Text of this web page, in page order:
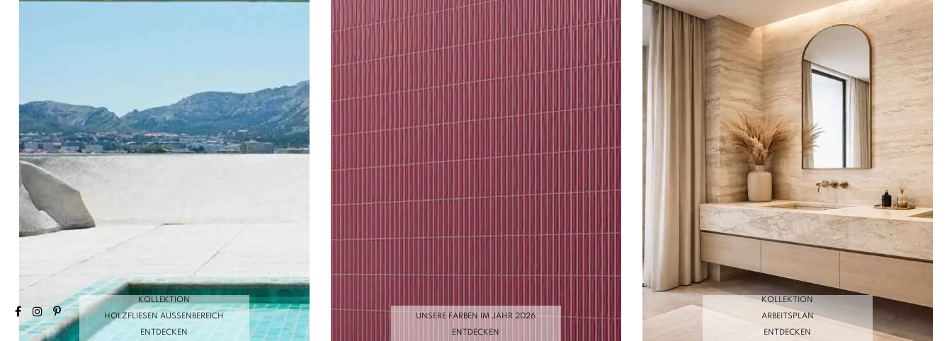
KOLLEKTION
HOLZFLIESEN AUSSENBEREICH
ENTDECKEN
UNSERE FARBEN IM JAHR 2026
ENTDECKEN
KOLLEKTION
ARBEITSPLAN
ENTDECKEN